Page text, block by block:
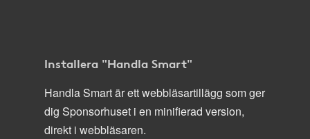
Installera "Handla Smart"
Handla Smart är ett webbläsartillägg som ger
dig Sponsorhuset i en minifierad version,
direkt i webbläsaren.